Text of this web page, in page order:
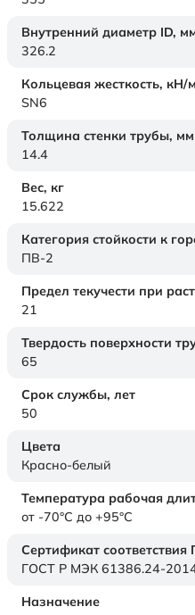
Внутренний диаметр ID,
326.2
Кольцевая жесткость, кН/
SN6
Толщина стенки трубы, мм
14.4
Вес, кг
15.622
Категория стойкости к
ПВ-2
Предел текучести при
21
Твердость поверхности
65
Срок службы, лет
50
Цвета
Красно-белый
Температура рабочая
от -70°C до +95°C
Сертификат соответствия
ГОСТ Р МЭК 61386.24-
Назначение